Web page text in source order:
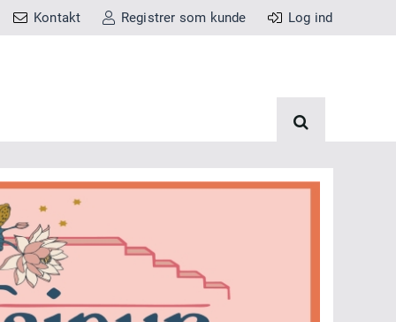
Kontakt Registrer som kunde Log ind